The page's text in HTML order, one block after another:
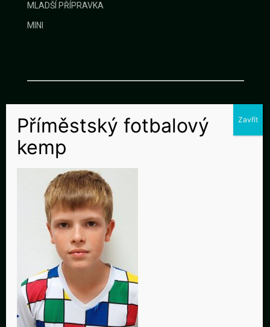
MLADŠÍ PŘÍPRAVKA
MINI